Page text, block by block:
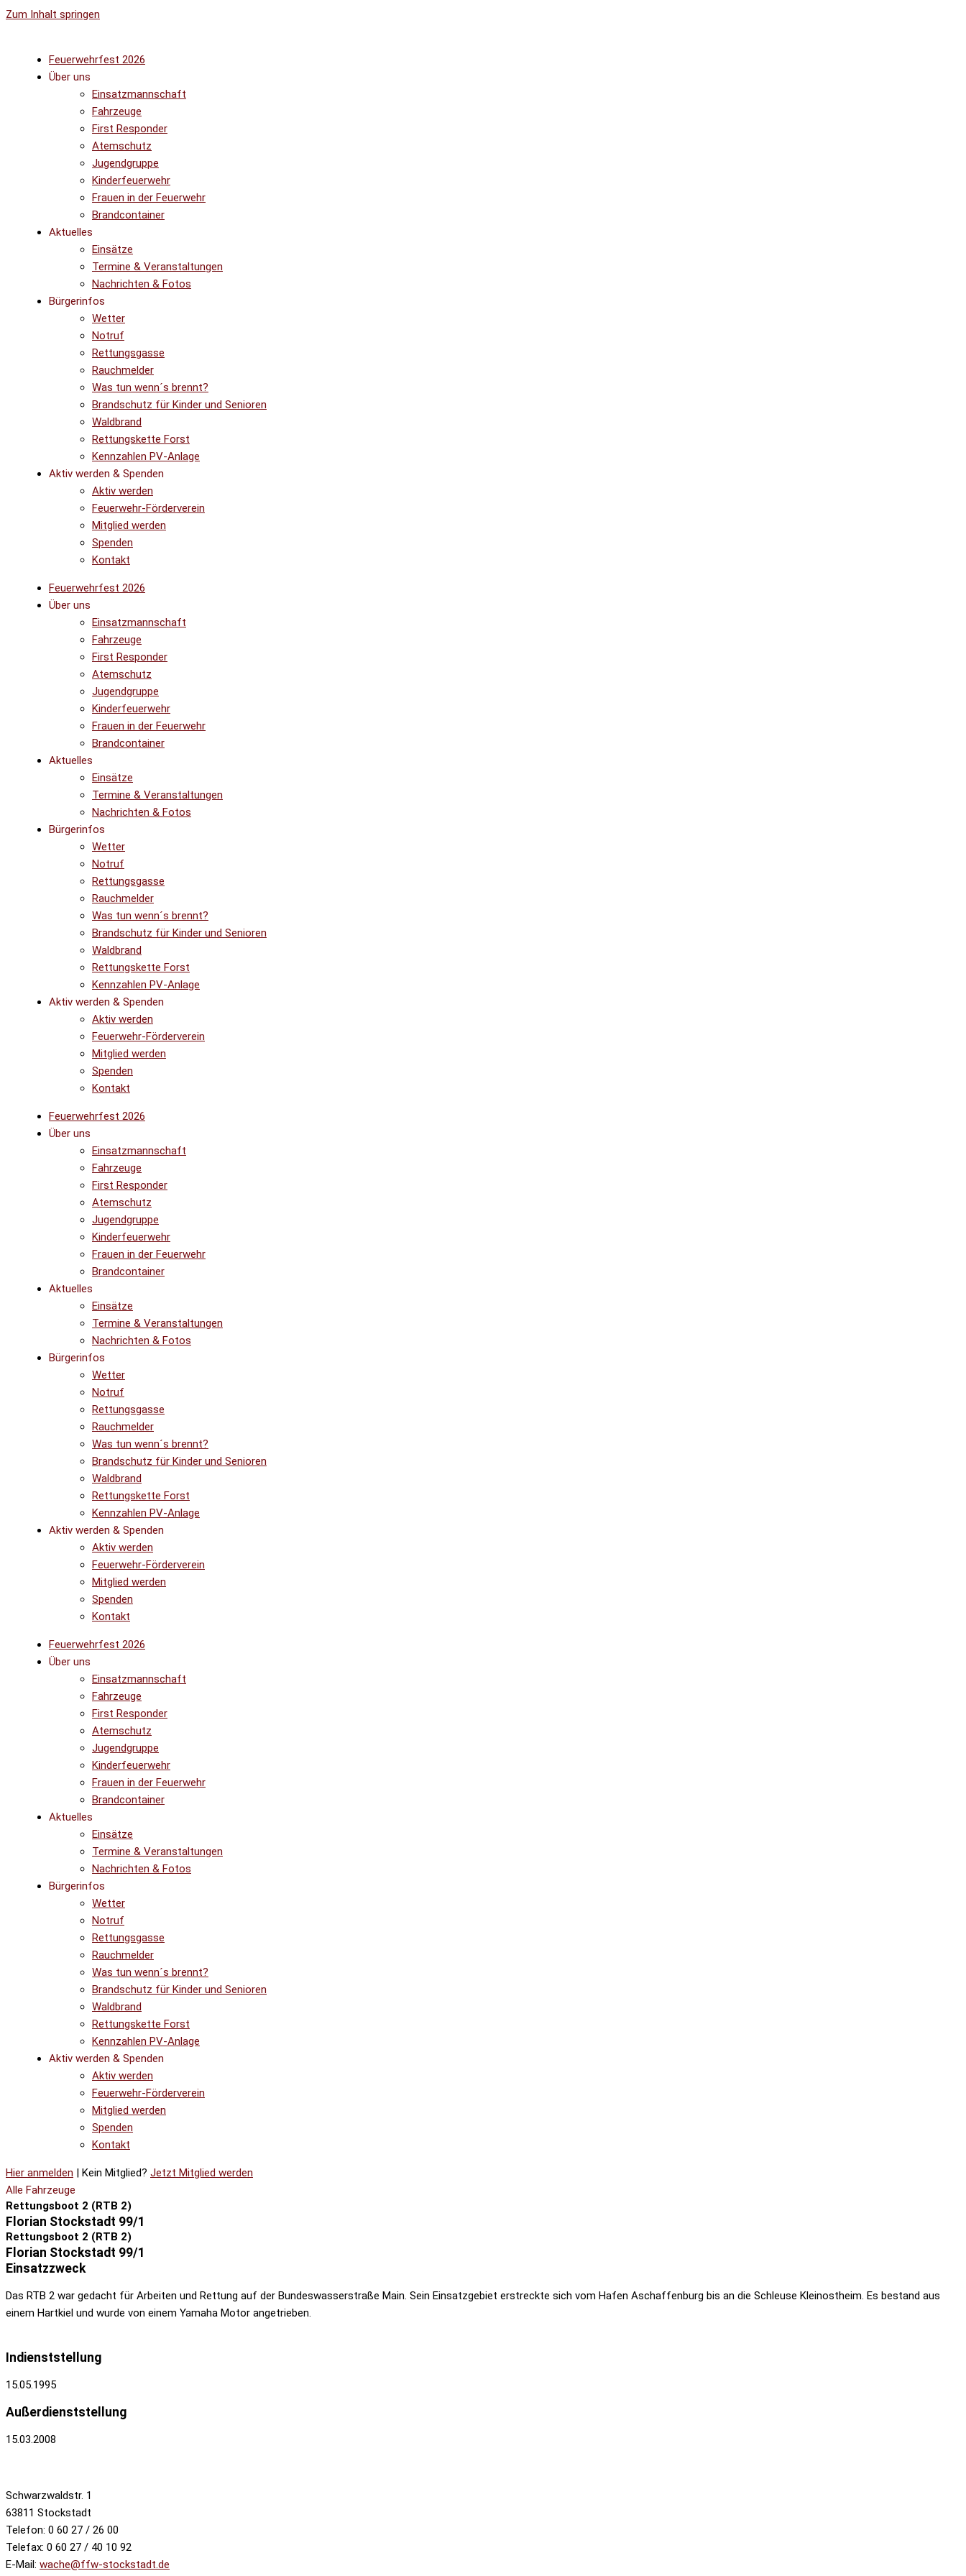
Zum Inhalt springen
Feuerwehrfest 2026
Über uns
Einsatzmannschaft
Fahrzeuge
First Responder
Atemschutz
Jugendgruppe
Kinderfeuerwehr
Frauen in der Feuerwehr
Brandcontainer
Aktuelles
Einsätze
Termine & Veranstaltungen
Nachrichten & Fotos
Bürgerinfos
Wetter
Notruf
Rettungsgasse
Rauchmelder
Was tun wenn´s brennt?
Brandschutz für Kinder und Senioren
Waldbrand
Rettungskette Forst
Kennzahlen PV-Anlage
Aktiv werden & Spenden
Aktiv werden
Feuerwehr-Förderverein
Mitglied werden
Spenden
Kontakt
Feuerwehrfest 2026
Über uns
Einsatzmannschaft
Fahrzeuge
First Responder
Atemschutz
Jugendgruppe
Kinderfeuerwehr
Frauen in der Feuerwehr
Brandcontainer
Aktuelles
Einsätze
Termine & Veranstaltungen
Nachrichten & Fotos
Bürgerinfos
Wetter
Notruf
Rettungsgasse
Rauchmelder
Was tun wenn´s brennt?
Brandschutz für Kinder und Senioren
Waldbrand
Rettungskette Forst
Kennzahlen PV-Anlage
Aktiv werden & Spenden
Aktiv werden
Feuerwehr-Förderverein
Mitglied werden
Spenden
Kontakt
Feuerwehrfest 2026
Über uns
Einsatzmannschaft
Fahrzeuge
First Responder
Atemschutz
Jugendgruppe
Kinderfeuerwehr
Frauen in der Feuerwehr
Brandcontainer
Aktuelles
Einsätze
Termine & Veranstaltungen
Nachrichten & Fotos
Bürgerinfos
Wetter
Notruf
Rettungsgasse
Rauchmelder
Was tun wenn´s brennt?
Brandschutz für Kinder und Senioren
Waldbrand
Rettungskette Forst
Kennzahlen PV-Anlage
Aktiv werden & Spenden
Aktiv werden
Feuerwehr-Förderverein
Mitglied werden
Spenden
Kontakt
Feuerwehrfest 2026
Über uns
Einsatzmannschaft
Fahrzeuge
First Responder
Atemschutz
Jugendgruppe
Kinderfeuerwehr
Frauen in der Feuerwehr
Brandcontainer
Aktuelles
Einsätze
Termine & Veranstaltungen
Nachrichten & Fotos
Bürgerinfos
Wetter
Notruf
Rettungsgasse
Rauchmelder
Was tun wenn´s brennt?
Brandschutz für Kinder und Senioren
Waldbrand
Rettungskette Forst
Kennzahlen PV-Anlage
Aktiv werden & Spenden
Aktiv werden
Feuerwehr-Förderverein
Mitglied werden
Spenden
Kontakt
Hier anmelden | Kein Mitglied? Jetzt Mitglied werden
Alle Fahrzeuge
Rettungsboot 2 (RTB 2)
Florian Stockstadt 99/1
Rettungsboot 2 (RTB 2)
Florian Stockstadt 99/1
Einsatzzweck
Das RTB 2 war gedacht für Arbeiten und Rettung auf der Bundeswasserstraße Main. Sein Einsatzgebiet erstreckte sich vom Hafen Aschaffenburg bis an die Schleuse Kleinostheim. Es bestand aus
einem Hartkiel und wurde von einem Yamaha Motor angetrieben.
Indienststellung
15.05.1995
Außerdienststellung
15.03.2008
Schwarzwaldstr. 1
63811 Stockstadt
Telefon: 0 60 27 / 26 00
Telefax: 0 60 27 / 40 10 92
E-Mail: wache@ffw-stockstadt.de